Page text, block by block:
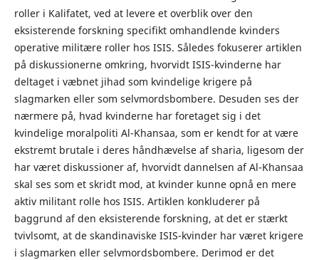
roller i Kalifatet, ved at levere et overblik over den
eksisterende forskning specifikt omhandlende kvinders
operative militære roller hos ISIS. Således fokuserer artiklen
på diskussionerne omkring, hvorvidt ISIS-kvinderne har
deltaget i væbnet jihad som kvindelige krigere på
slagmarken eller som selvmordsbombere. Desuden ses der
nærmere på, hvad kvinderne har foretaget sig i det
kvindelige moralpoliti Al-Khansaa, som er kendt for at være
ekstremt brutale i deres håndhævelse af sharia, ligesom der
har været diskussioner af, hvorvidt dannelsen af Al-Khansaa
skal ses som et skridt mod, at kvinder kunne opnå en mere
aktiv militant rolle hos ISIS. Artiklen konkluderer på
baggrund af den eksisterende forskning, at det er stærkt
tvivlsomt, at de skandinaviske ISIS-kvinder har været krigere
i slagmarken eller selvmordsbombere. Derimod er det